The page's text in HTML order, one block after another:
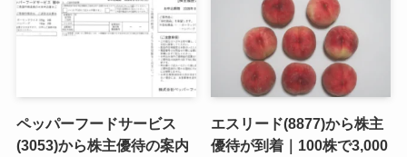
ペッパーフードサービス
(3053)から株主優待の案内
エスリード(8877)から株主
優待が到着｜100株で3,000